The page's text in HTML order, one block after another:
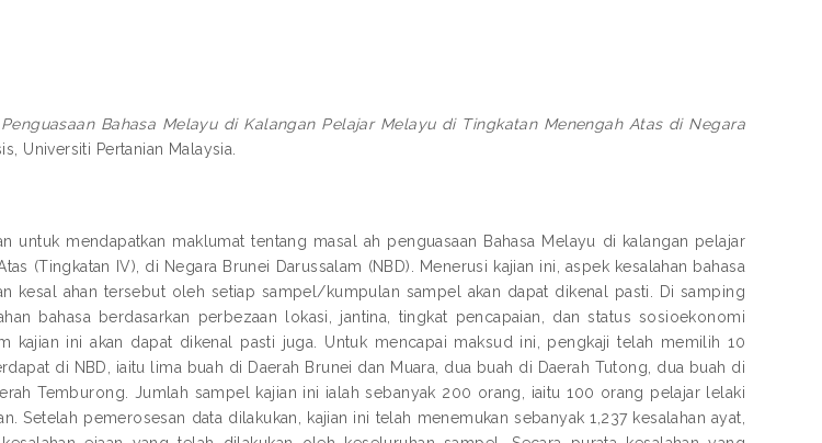
Bahasa Melayu di Kalangan Pelajar Melayu di Tingkatan Menengah Atas di Negara
Universiti Pertanian Malaysia.
untuk mendapatkan maklumat tentang masal ah penguasaan Bahasa Melayu di kalangan pelajar
(Tingkatan IV), di Negara Brunei Darussalam (NBD). Menerusi kajian ini, aspek kesalahan bahasa
kesal ahan tersebut oleh setiap sampel/kumpulan sampel akan dapat dikenal pasti. Di samping
bahasa berdasarkan perbezaan lokasi, jantina, tingkat pencapaian, dan status sosioekonomi
kajian ini akan dapat dikenal pasti juga. Untuk mencapai maksud ini, pengkaji telah memilih 10
di NBD, iaitu lima buah di Daerah Brunei dan Muara, dua buah di Daerah Tutong, dua buah di
Temburong. Jumlah sampel kajian ini ialah sebanyak 200 orang, iaitu 100 orang pelajar lelaki
Setelah pemerosesan data dilakukan, kajian ini telah menemukan sebanyak 1,237 kesalahan ayat,